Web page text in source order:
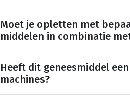
Moet je opletten met
middelen in combinatie
Heeft dit geneesmiddel
machines?